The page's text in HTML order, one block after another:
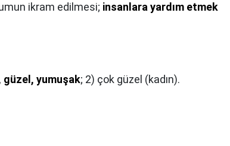
ikram edilmesi; insanlara yardım etmek
güzel, yumuşak; 2) çok güzel (kadın).